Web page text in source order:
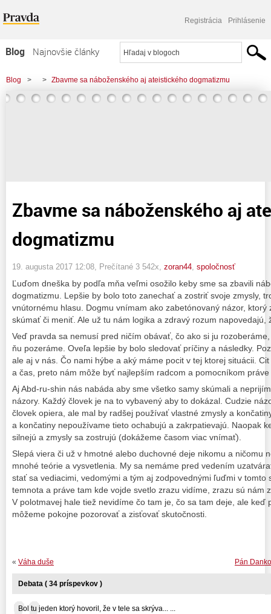
Registrácia Prihlásenie
Blog
Najnovšie články
Najčítanejšie články
Najkomentovanejšie články
Blog > > Zbavme sa náboženského aj ateistického dogmatizmu
Zbavme sa náboženského aj
dogmatizmu
19. augusta 2017 12:08 , Prečítané 3 542x, zoran44 spoločnosť
Ľuďom dneška by podľa mňa veľmi osožilo keby sme sa zbavili
dogmatizmu. Lepšie by bolo toto zanechať a zostriť svoje zmysly,
vnútornému hlasu. Dogmu vnímam ako zabetónovaný názor, ktorý
skúmať či meniť. Ale už tu nám logika a zdravý rozum napovedajú,
Veď pravda sa nemusí pred ničím obávať, čo ako si ju
ňu pozeráme. Oveľa lepšie by bolo sledovať príčiny a následky.
ale aj v nás. Čo nami hýbe a aký máme pocit v tej ktorej situácii.
a čas, preto nám môže byť najlepším radcom a pomocníkom
Aj Abd-ru-shin nás nabáda aby sme všetko samy skúmali a
názory. Každý človek je na to vybavený aby to dokázal. Cudzie
človek opiera, ale mal by radšej používať vlastné zmysly a
a končatiny nepoužívame tieto ochabujú a zakrpatievajú. Naopak
silnejú a zmysly sa zostrujú (dokážeme časom viac vnímať).
Slepá viera či už v hmotné alebo duchovné deje nikomu a ničomu
mnohé teórie a vysvetlenia. My sa nemáme pred vedením
stať sa vediacimi, vedomými a tým aj zodpovednými ľuďmi v tomto
temnota a práve tam kde vojde svetlo zrazu vidíme, zrazu sú nám
V polotmavej hale tiež nevidíme čo tam je, čo sa tam deje, ale keď
môžeme pokojne pozorovať a zisťovať skutočnosti.
Pán
« Váha duše
Debata ( 34 príspevkov )
Bol tu jeden ktorý hovoril, že v tele sa skrýva... ...